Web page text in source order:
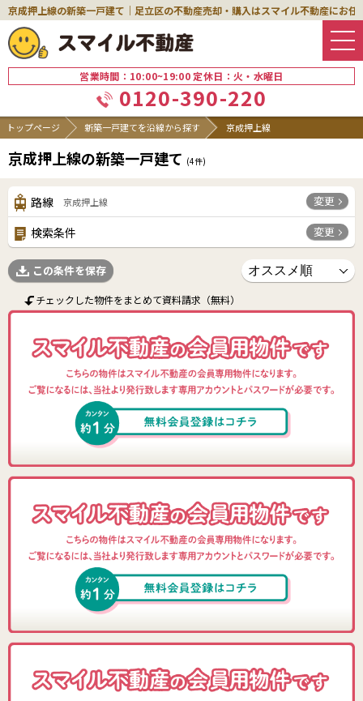
京成押上線の新築一戸建て｜足立区の不動産売却・購入はスマイル不動産にお任
営業時間：10:00~19:00 定休日：火・水曜日
0120-390-220
トップページ 新築一戸建てを沿線から探す 京成押上線
京成押上線の新築一戸建て (4件)
路線 京成押上線 変更
検索条件 変更
この条件を保存
チェックした物件をまとめて資料請求（無料）